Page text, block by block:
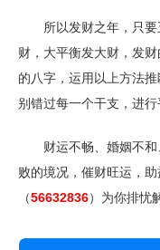
所以发财之年，只要
财，大平衡发大财，发
的八字，运用以上方法
别错过每一个干支，进行
财运不畅、婚姻不和
败的境况，催财旺运，
（56632836）为你排忧